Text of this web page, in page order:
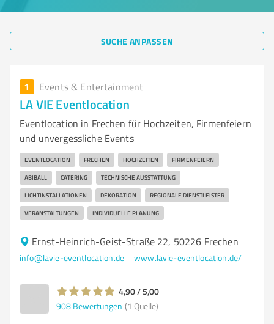
SUCHE ANPASSEN
1 Events & Entertainment
LA VIE Eventlocation
Eventlocation in Frechen für Hochzeiten, Firmenfeiern
und unvergessliche Events
EVENTLOCATION FRECHEN HOCHZEITEN FIRMENFEIERN
ABIBALL CATERING TECHNISCHE AUSSTATTUNG
LICHTINSTALLATIONEN DEKORATION REGIONALE DIENSTLEISTER
VERANSTALTUNGEN INDIVIDUELLE PLANUNG
Ernst-Heinrich-Geist-Straße 22, 50226 Frechen
info@lavie-eventlocation.de www.lavie-eventlocation.de/
4,90 / 5,00
908 Bewertungen (1 Quelle)